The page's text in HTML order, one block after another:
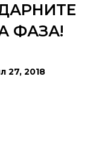
ФАЗА!
27, 2018